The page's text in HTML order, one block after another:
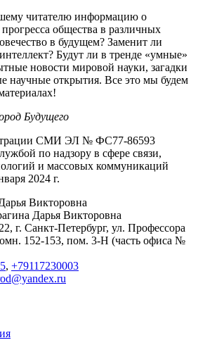
читателю информацию о
общества в различных
в будущем? Заменит ли
Будут ли в тренде «умные»
новости мировой науки, загадки
научные открытия. Все это мы будем
Будущего
СМИ ЭЛ № ФС77-86593
по надзору в сфере связи,
и массовых коммуникаций
2024 г.
Викторовна
Дарья Викторовна
г. Санкт-Петербург, ул. Профессора
152-153, пом. 3-Н (часть офиса №
, +79117230003